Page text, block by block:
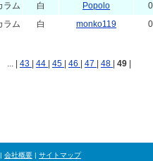
ラム 白 Popolo
ラム 白 monko119
... | 43 44 45 46 47 48 49
| 会社概要 | サイトマップ